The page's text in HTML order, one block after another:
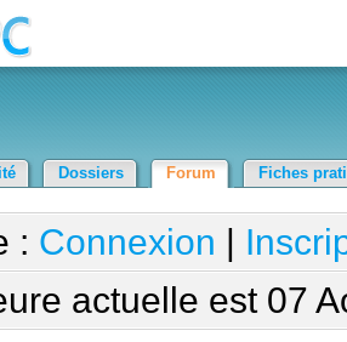
Dossiers Forum Fiches
: Connexion |
actuelle est 07